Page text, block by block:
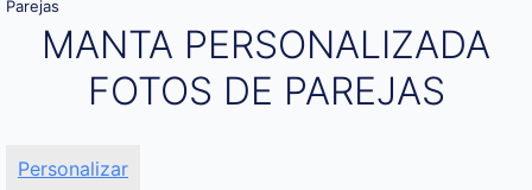
Parejas
MANTA PERSONALIZADA
FOTOS DE PAREJAS
Personalizar